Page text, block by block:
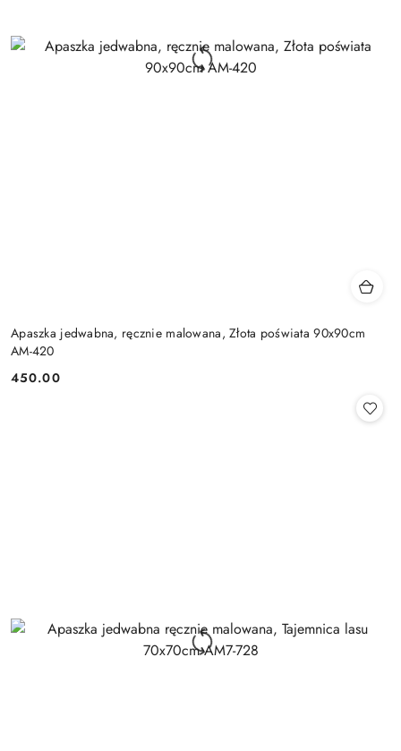
Apaszka jedwabna, ręcznie malowana, Złota poświata 90x90cm
AM-420
Cena:
450.00